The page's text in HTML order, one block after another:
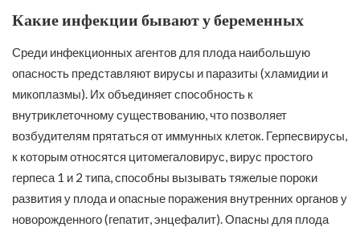
Какие инфекции бывают у беременных
Среди инфекционных агентов для плода наибольшую
опасность представляют вирусы и паразиты (хламидии и
микоплазмы). Их объединяет способность к
внутриклеточному существованию, что позволяет
возбудителям прятаться от иммунных клеток. Герпесвирусы,
к которым относятся цитомегаловирус, вирус простого
герпеса 1 и 2 типа, способны вызывать тяжелые пороки
развития у плода и опасные поражения внутренних органов у
новорожденного (гепатит, энцефалит). Опасны для плода